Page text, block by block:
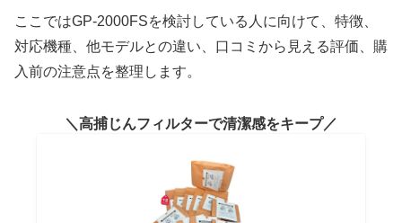
ここではGP-2000FSを検討している人に向けて、特徴、
対応機種、他モデルとの違い、口コミから見える評価、購
入前の注意点を整理します。
高捕じんフィルターで清潔感をキープ